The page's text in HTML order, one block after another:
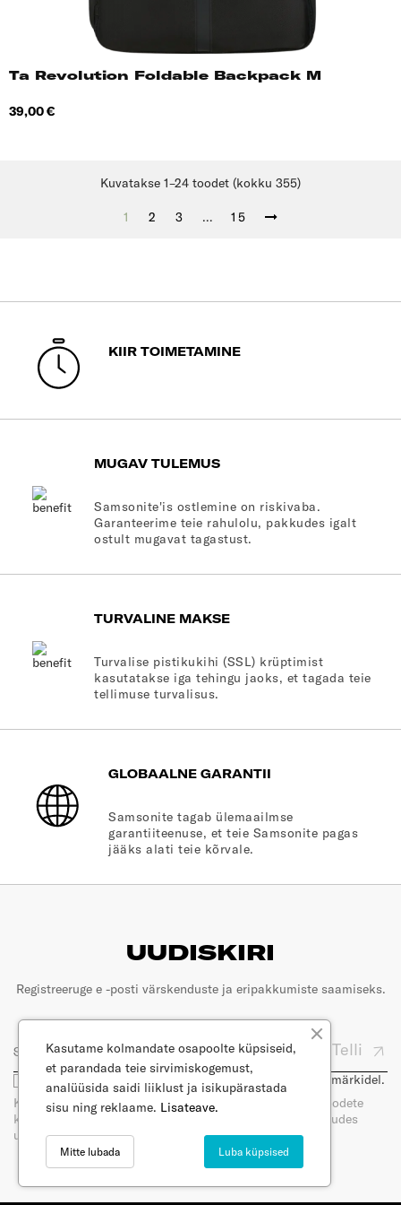
Ta Revolution Foldable Backpack M
Hind
39,00 €
Kuvatakse 1–24 toodet (kokku 355)
1 2 3 … 15
KIIR TOIMETAMINE
MUGAV TULEMUS
Samsonite'is ostlemine on riskivaba.
Garanteerime teie rahulolu, pakkudes igalt
ostult mugavat tagastust.
TURVALINE MAKSE
Turvalise pistikukihi (SSL) krüptimist
kasutatakse iga tehingu jaoks, et tagada teie
tellimuse turvalisus.
GLOBAALNE GARANTII
Samsonite tagab ülemaailmse
garantiiteenuse, et teie Samsonite pagas
jääks alati teie kõrvale.
UUDISKIRI
Registreeruge e -posti värskenduste ja eripakkumiste saamiseks.
Telli
Olen nõus, et minu e-posti kasutatakse turunduseesmärkidel.
Kui tellite meie uudiskirja, saate e-posti teel uudiseid toodete
kohta. Saate oma nõusoleku igal ajal tagasi võtta, loobudes
uudiskirja tellimisest. Lugege meie privaatsuspoliitikat.
Kasutame kolmandate osapoolte küpsiseid,
et parandada teie sirvimiskogemust,
analüüsida saidi liiklust ja isikupärastada
sisu ning reklaame. Lisateave.
Luba küpsised
Mitte lubada